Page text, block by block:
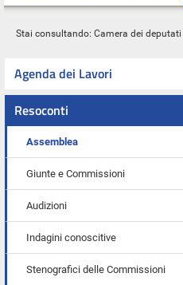
Stai consultando: Camera dei deputati
Agenda dei Lavori
Resoconti
Assemblea
Giunte e Commissioni
Audizioni
Indagini conoscitive
Stenografici delle Commissioni